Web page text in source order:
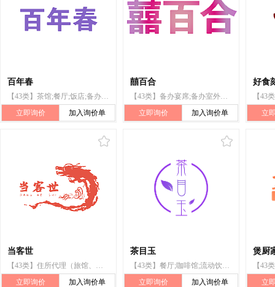
百年春
【43类】茶馆;餐厅;饭店;备办宴席;临时住宿处出租;旅馆预订;自助餐馆;快餐馆;日间托儿所(看孩子)
立即询价
加入询价单
囍百合
【43类】备办宴席;备办室外宴席服务;快餐馆;茶馆;旅馆;自助餐厅;日间托儿所（看孩子）;饭店;酒馆;餐馆
立即询价
加入询价单
好食
立
当客世
【43类】住所代理（旅馆、供膳寄宿处）;咖啡馆;餐厅;寄宿处;饭店;餐馆;旅馆预订;酒吧服务;汽车旅馆;养老院
立即询价
加入询价单
茶目玉
【43类】餐厅;咖啡馆;流动饮食供应;冰淇淋店（店内食用）;果汁吧;食物雕刻;饭店;茶馆;食物装饰;外卖餐馆
立即询价
加入询价单
煲厨
立